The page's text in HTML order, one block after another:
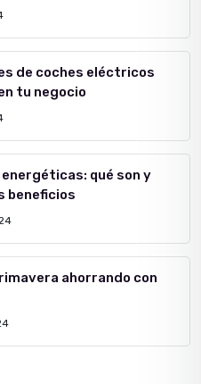
de coches eléctricos
tu negocio
qué son y
beneficios
ahorrando con